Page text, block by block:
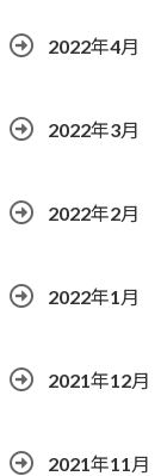
2022年4月
2022年3月
2022年2月
2022年1月
2021年12月
2021年11月